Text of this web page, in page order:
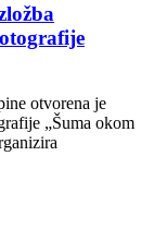
otvorena je
„Šuma okom